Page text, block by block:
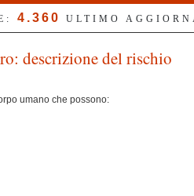
4.360 ULTIMO
descrizione del rischio
umano che possono: